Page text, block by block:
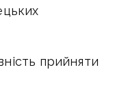
прийняти